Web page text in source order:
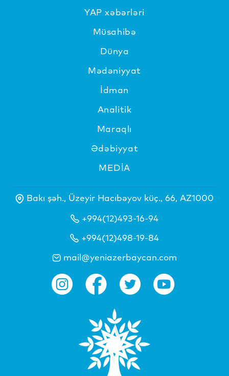
YAP xəbərləri
Müsahibə
Dünya
Mədəniyyat
İdman
Analitik
Maraqlı
Ədəbiyyat
MEDİA
Bakı şəh., Üzeyir Hacıbəyov küç., 66, AZ1000
+994(12)493-16-94
+994(12)498-19-84
mail@yeniazerbaycan.com